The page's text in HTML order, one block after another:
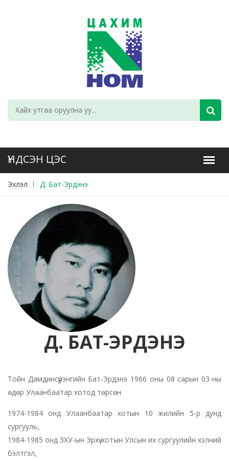
Эхлэл Д. Бат-Эрдэнэ
Д. БАТ-ЭРДЭНЭ
Тойн Дамдинсүрэнгийн Бат-Эрдэнэ 1966 оны 08 сарын 03-ны
өдөр Улаанбаатар хотод төрсөн
1974-1984 онд Улаанбаатар хотын 10 жилийн 5-р дунд
сургууль,
1984-1985 онд ЗХУ-ын Эрхүү хотын Улсын их сургуулийн хэлний
бэлтгэл,